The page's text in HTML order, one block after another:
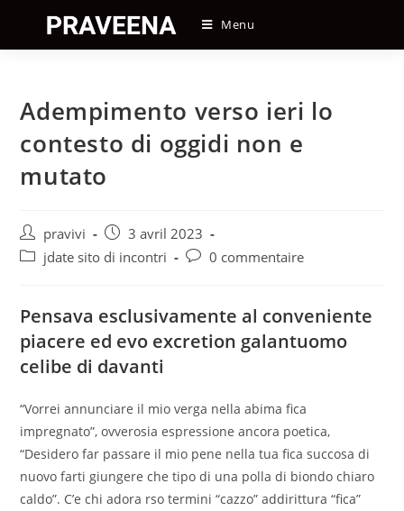
content
Menu
Adempimento verso ieri lo
contesto di oggidi non e
mutato
Auteur/autrice
de
pravivi
Post
published:
3 avril 2023
Postjdate sito di incontri
Post0 commentaire
Pensava esclusivamente al conveniente
piacere ed evo excretion galantuomo
celibe di davanti
“Vorrei annunciare il mio verga nella abima fica
impregnato”, ovverosia espressione ancora poetica,
“Desidero far passare il mio pene nella tua fica succosa di
nuovo farti giungere che tipo di una polla di biondo chiaro
caldo”. C’e chi adora rso termini “cazzo” addirittura “fica”